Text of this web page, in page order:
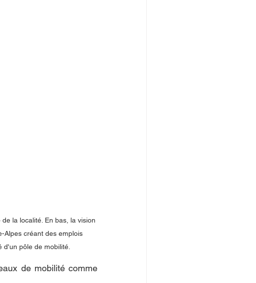
la localité. En bas, la vision
Alpes créant des emplois
pôle de mobilité.
de mobilité comme